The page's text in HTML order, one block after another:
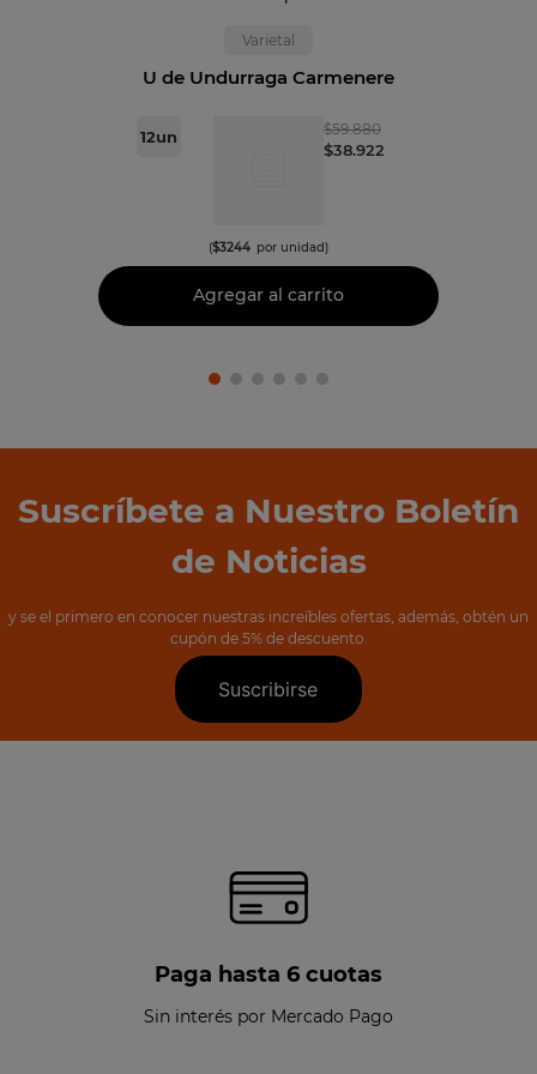
Varietal
U de Undurraga Carmenere
12un $59.880
$38.922
($3244 por unidad)
Agregar al carrito
Suscríbete a Nuestro Boletín
de Noticias
y se el primero en conocer nuestras increíbles ofertas, además, obtén un
cupón de 5% de descuento.
Suscribirse
Paga hasta 6 cuotas
Sin interés por Mercado Pago